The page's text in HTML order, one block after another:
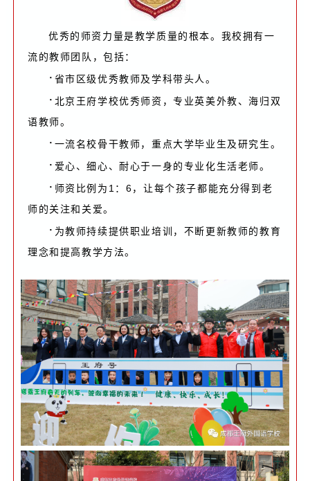
优秀的师资力量是教学质量的根本。我校拥有一
流的教师团队，包括：
· 省市区级优秀教师及学科带头人。
· 北京王府学校优秀师资，专业英美外教、海归双
语教师。
· 一流名校骨干教师，重点大学毕业生及研究生。
· 爱心、细心、耐心于一身的专业化生活老师。
· 师资比例为1：6，让每个孩子都能充分得到老
师的关注和关爱。
· 为教师持续提供职业培训，不断更新教师的教育
理念和提高教学方法。